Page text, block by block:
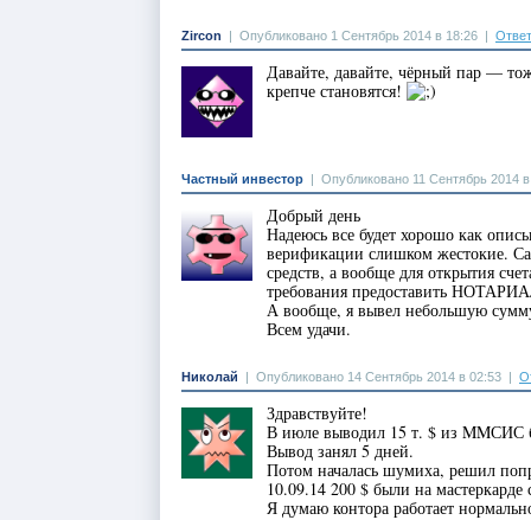
Zircon | Опубликовано 1 Сентябрь 2014 в 18:26 |
Давайте, давайте, чёрный пар —
крепче становятся!
Частный инвестор | Опубликовано 11 Сентябрь 2014
Добрый день
Надеюсь все будет хорошо как
верификации слишком жестокие.
средств, а вообще для открытия
требования предоставить
А вообще, я вывел небольшую
Всем удачи.
Николай | Опубликовано 14 Сентябрь 2014 в 02:53 |
Здравствуйте!
В июле выводил 15 т. $ из MMСИС
Вывод занял 5 дней.
Потом началась шумиха, решил
10.09.14 200 $ были на мастеркарде
Я думаю контора работает